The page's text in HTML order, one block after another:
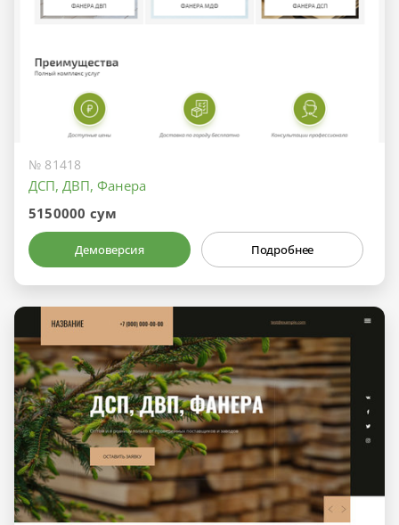
№ 81418
ДСП, ДВП, Фанера
5150000 сум
Демоверсия Подробнее